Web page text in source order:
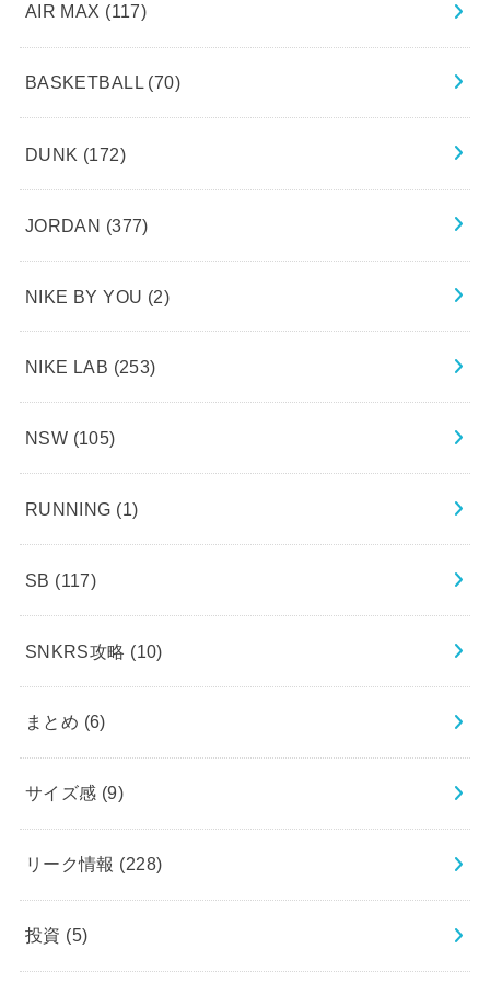
AIR MAX (117)
BASKETBALL (70)
DUNK (172)
JORDAN (377)
NIKE BY YOU (2)
NIKE LAB (253)
NSW (105)
RUNNING (1)
SB (117)
SNKRS攻略 (10)
まとめ (6)
サイズ感 (9)
リーク情報 (228)
投資 (5)